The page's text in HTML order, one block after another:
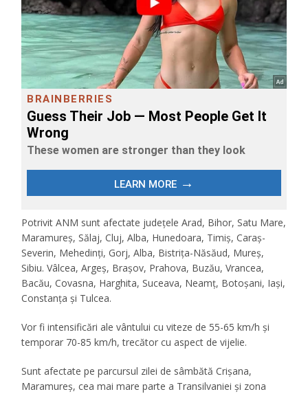
Potrivit ANM sunt afectate judeţele Arad, Bihor, Satu Mare,
Maramureş, Sălaj, Cluj, Alba, Hunedoara, Timiş, Caraş-
Severin, Mehedinţi, Gorj, Alba, Bistriţa-Năsăud, Mureş,
Sibiu. Vâlcea, Argeş, Braşov, Prahova, Buzău, Vrancea,
Bacău, Covasna, Harghita, Suceava, Neamţ, Botoşani, Iaşi,
Constanţa şi Tulcea.
Vor fi intensificări ale vântului cu viteze de 55-65 km/h şi
temporar 70-85 km/h, trecător cu aspect de vijelie.
Sunt afectate pe parcursul zilei de sâmbătă Crişana,
Maramureş, cea mai mare parte a Transilvaniei şi zona